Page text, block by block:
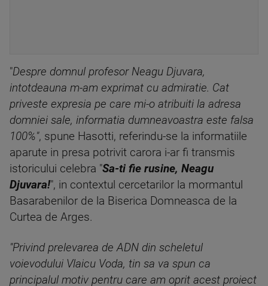
"Despre domnul profesor Neagu Djuvara,
intotdeauna m-am exprimat cu admiratie. Cat
priveste expresia pe care mi-o atribuiti la adresa
domniei sale, informatia dumneavoastra este falsa
100%", spune Hasotti, referindu-se la informatiile
aparute in presa potrivit carora i-ar fi transmis
istoricului celebra "Sa-ti fie rusine, Neagu
Djuvara!", in contextul cercetarilor la mormantul
Basarabenilor de la Biserica Domneasca de la
Curtea de Arges.
"Privind prelevarea de ADN din scheletul
voievodului Vlaicu Voda, tin sa va spun ca
principalul motiv pentru care am oprit acest proiect